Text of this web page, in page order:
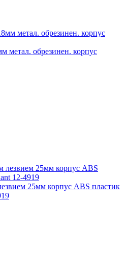
метал. обрезинен. корпус
25мм корпус ABS пластик